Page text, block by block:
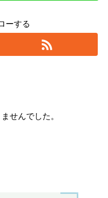
ーする
せんでした。